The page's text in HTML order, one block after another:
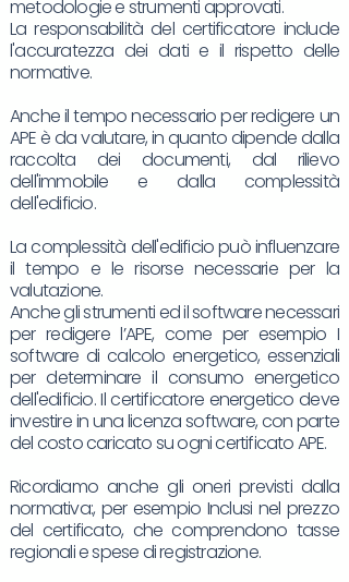
metodologie e strumenti approvati.
La responsabilità del certificatore include
l'accuratezza dei dati e il rispetto delle
normative.
Anche il tempo necessario per redigere un
APE è da valutare, in quanto dipende dalla
raccolta dei documenti, dal rilievo
dell'immobile e dalla complessità
dell'edificio.
La complessità dell'edificio può influenzare
il tempo e le risorse necessarie per la
valutazione.
Anche gli strumenti ed il software necessari
per redigere l’APE, come per esempio I
software di calcolo energetico, essenziali
per determinare il consumo energetico
dell'edificio. Il certificatore energetico deve
investire in una licenza software, con parte
del costo caricato su ogni certificato APE.
Ricordiamo anche gli oneri previsti dalla
normativa:, per esempio Inclusi nel prezzo
del certificato, che comprendono tasse
regionali e spese di registrazione.